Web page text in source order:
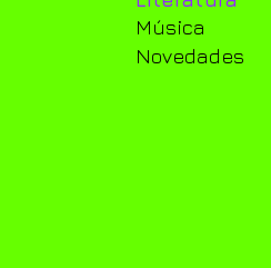
Música
Novedades